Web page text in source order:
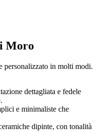
Moro
personalizzato in molti modi.
dettagliata e fedele
e minimaliste che
dipinte, con tonalità